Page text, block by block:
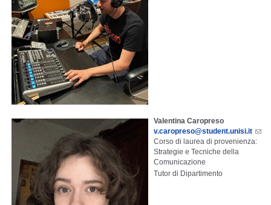
Valentina Caropreso
v.caropreso@student.unisi.it
Corso di laurea di provenienza:
Strategie e Tecniche della
Comunicazione
Tutor di Dipartimento